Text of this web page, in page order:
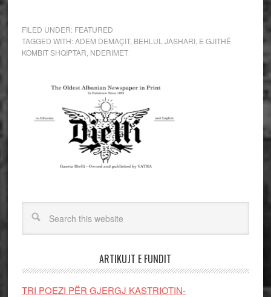
FILED UNDER: FEATURED
TAGGED WITH:ADEM DEMAÇIT, BEHLUL JASHARI, E GJITHË
KOMBIT SHQIPTAR NDERIMET
ARTIKUJT E FUNDIT
TRI POEZI PËR GJERGJ KASTRIOTIN-